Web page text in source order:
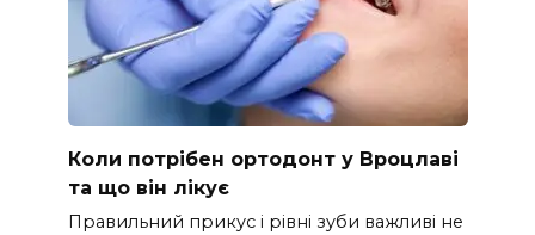
Коли потрібен ортодонт у Вроцлаві
та що він лікує
Правильний прикус і рівні зуби важливі не